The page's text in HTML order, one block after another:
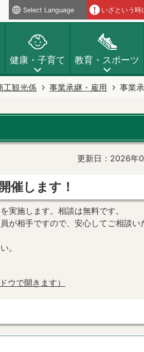
Select Language いざという時
健康・子育て 教育・スポーツ
工観光係 事業承継・雇用 事業
更新日：2026年
催します！
実施します。相談は無料です。
が相手ですので、安心してご相談い
。
ウで開きます）